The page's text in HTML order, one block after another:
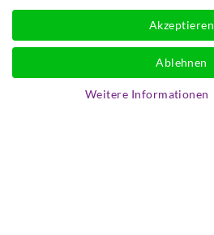
Akzeptieren
Ablehnen
Weitere Informationen